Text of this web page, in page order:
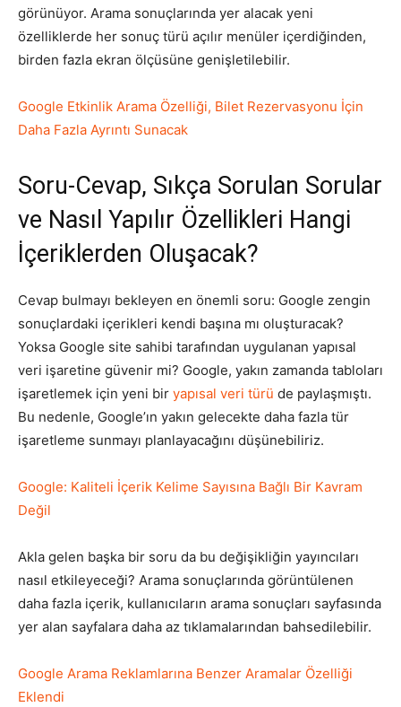
görünüyor. Arama sonuçlarında yer alacak yeni
özelliklerde her sonuç türü açılır menüler içerdiğinden,
birden fazla ekran ölçüsüne genişletilebilir.
Google Etkinlik Arama Özelliği, Bilet Rezervasyonu İçin
Daha Fazla Ayrıntı Sunacak
Soru-Cevap, Sıkça Sorulan Sorular
ve Nasıl Yapılır Özellikleri Hangi
İçeriklerden Oluşacak?
Cevap bulmayı bekleyen en önemli soru: Google zengin
sonuçlardaki içerikleri kendi başına mı oluşturacak?
Yoksa Google site sahibi tarafından uygulanan yapısal
veri işaretine güvenir mi? Google, yakın zamanda tabloları
işaretlemek için yeni bir yapısal veri türü de paylaşmıştı.
Bu nedenle, Google’ın yakın gelecekte daha fazla tür
işaretleme sunmayı planlayacağını düşünebiliriz.
Google: Kaliteli İçerik Kelime Sayısına Bağlı Bir Kavram
Değil
Akla gelen başka bir soru da bu değişikliğin yayıncıları
nasıl etkileyeceği? Arama sonuçlarında görüntülenen
daha fazla içerik, kullanıcıların arama sonuçları sayfasında
yer alan sayfalara daha az tıklamalarından bahsedilebilir.
Google Arama Reklamlarına Benzer Aramalar Özelliği
Eklendi